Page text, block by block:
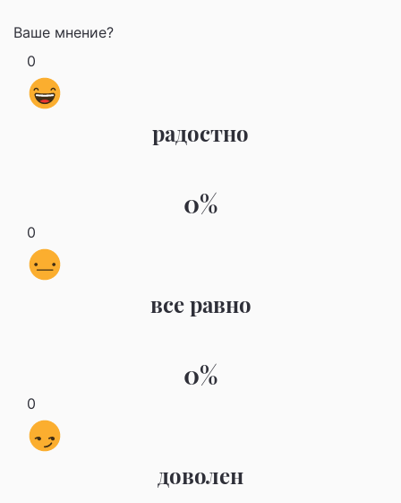
Ваше мнение?
0
радостно
0%
0
все равно
0%
0
доволен